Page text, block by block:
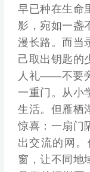
早已种在生命
影，宛如一盏
漫长路。而当
己取出钥匙的
人礼——不要
一重门。从小
生活。但雁栖
惊喜：一扇门
出交流的网
窗，让不同地